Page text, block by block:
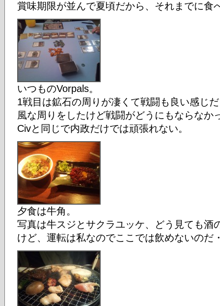
賞味期限が並んで夏頃だから、それまでに食
いつものVorpals。
1戦目は鉱石の周りが凄くて戦闘も良い感じ
風な周りをしたけど戦闘がどうにもならなか
Civと同じで内政だけでは頑張れない。
夕食は牛角。
写真は牛スジとサクラユッケ、どう見ても酒
けど、運転は私なのでここでは飲めないのだ